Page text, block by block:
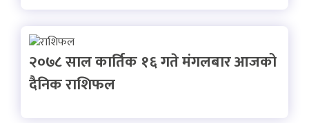
२०७८ साल कार्तिक १६ गते मंगलबार आजको
दैनिक राशिफल